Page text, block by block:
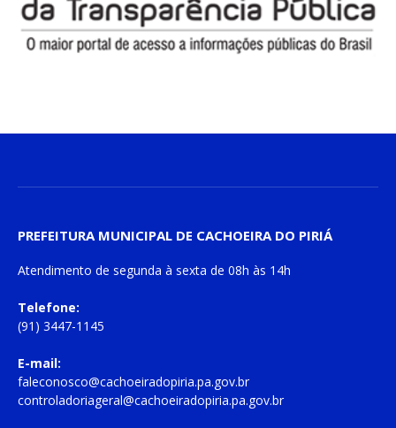
PREFEITURA MUNICIPAL DE CACHOEIRA DO PIRIÁ
Atendimento de segunda à sexta de 08h às 14h
Telefone:
(91) 3447-1145
E-mail:
faleconosco@cachoeiradopiria.pa.gov.br
controladoriageral@cachoeiradopiria.pa.gov.br